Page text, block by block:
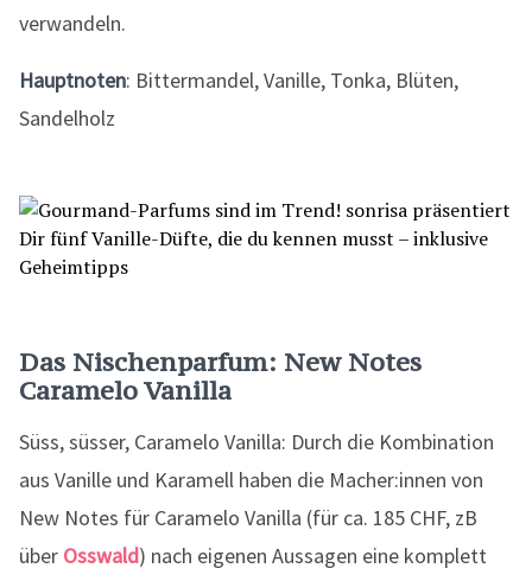
verwandeln.
Hauptnoten: Bittermandel, Vanille, Tonka, Blüten,
Sandelholz
Das Nischenparfum: New Notes
Caramelo Vanilla
Süss, süsser, Caramelo Vanilla: Durch die Kombination
aus Vanille und Karamell haben die Macher:innen von
New Notes für Caramelo Vanilla (für ca. 185 CHF, zB
über Osswald) nach eigenen Aussagen eine komplett